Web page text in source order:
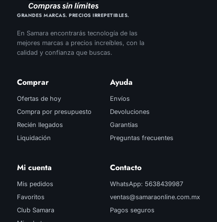
GRANDES MARCAS. PRECIOS IRREPETIBLES.
En Samara encontrarás tecnología de las
mejores marcas a precios increíbles, con la
calidad y confianza que buscas.
Comprar
Ofertas de hoy
Compra por presupuesto
Recién llegados
Liquidación
Ayuda
Envíos
Devoluciones
Garantías
Preguntas frecuentes
Mi cuenta
Mis pedidos
Favoritos
Club Samara
Contacto
WhatsApp: 5638439987
ventas@samaraonline.com.mx
Pagos seguros